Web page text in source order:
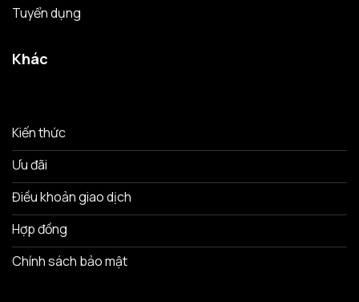
Tuyển dụng
Khác
Kiến thức
Ưu đãi
Điều khoản giao dịch
Hợp đồng
Chính sách bảo mật